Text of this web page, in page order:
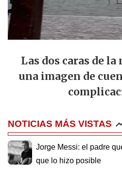
Las dos caras de
una imagen de
NOTICIAS MÁS VISTAS
Jorge Messi: el padre
que lo hizo posible